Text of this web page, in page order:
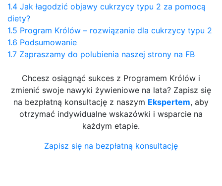
1.4 Jak łagodzić objawy cukrzycy typu 2 za pomocą
diety?
1.5 Program Królów – rozwiązanie dla cukrzycy typu 2
1.6 Podsumowanie
1.7 Zapraszamy do polubienia naszej strony na FB
Chcesz osiągnąć sukces z Programem Królów i
zmienić swoje nawyki żywieniowe na lata? Zapisz się
na bezpłatną konsultację z naszym Ekspertem, aby
otrzymać indywidualne wskazówki i wsparcie na
każdym etapie.
Zapisz się na bezpłatną konsultację